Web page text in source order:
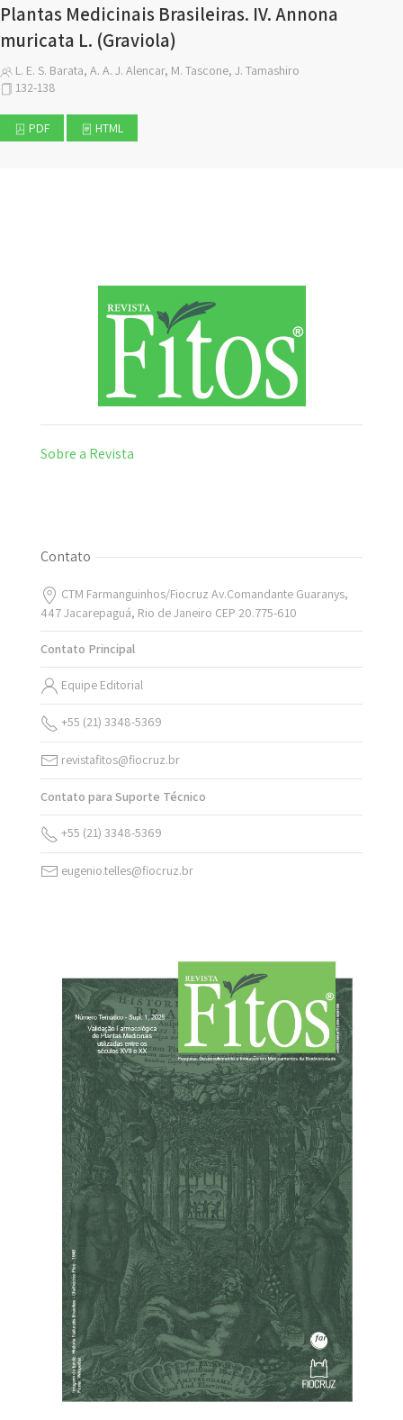
Plantas Medicinais Brasileiras. IV. Annona
muricata L. (Graviola)
L. E. S. Barata, A. A. J. Alencar, M. Tascone, J. Tamashiro
132-138
PDF HTML
Sobre a Revista
Contato
CTM Farmanguinhos/Fiocruz Av.Comandante Guaranys,
447 Jacarepaguá, Rio de Janeiro CEP 20.775-610
Contato Principal
Equipe Editorial
+55 (21) 3348-5369
revistafitos@fiocruz.br
Contato para Suporte Técnico
+55 (21) 3348-5369
eugenio.telles@fiocruz.br